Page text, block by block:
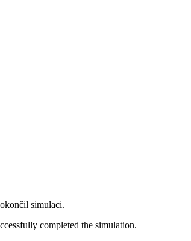
simulaci.
completed the simulation.